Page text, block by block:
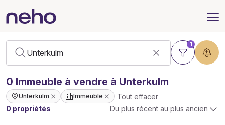
1
0 Immeuble à vendre à Unterkulm
Unterkulm Immeuble
Tout effacer
0 propriétés
Du plus récent au plus ancien